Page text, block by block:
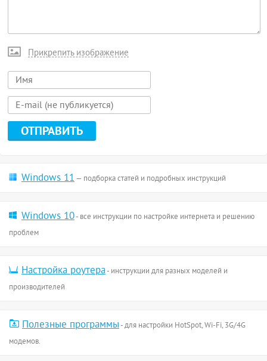
Прикрепить изображение
Windows 11— подборка статей и подробных инструкций
Windows 10- все инструкции по настройке интернета и решению
проблем
Настройка роутера- инструкции для разных моделей и
производителей
Полезные программы- для настройки HotSpot, Wi-Fi, 3G/4G
модемов.